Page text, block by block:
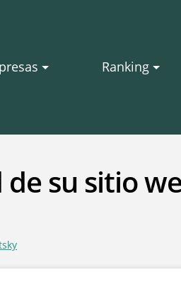
Ranking
su sitio